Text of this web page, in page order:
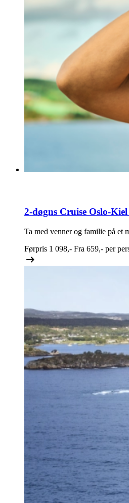
2-døgns Cruise Oslo-
Ta med venner og familie på et
Førpris 1 098,- Fra 659,- per